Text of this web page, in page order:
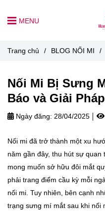
MENU
Trang chủ / BLOG NỐI MI /
Nối Mi Bị Sưng
Báo và Giải
Ngày đăng: 28/04/2025
Nối mi đã trở thành một xu
năm gần đây, thu hút sự
mong muốn sở hữu đôi mắt
phải trang điểm cầu kỳ mỗi
nối mi. Tuy nhiên, bên cạnh
trạng sưng mí mắt sau khi nối